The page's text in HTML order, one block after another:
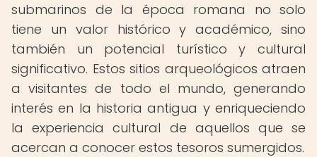
submarinos de la época romana no solo
tiene un valor histórico y académico, sino
también un potencial turístico y cultural
significativo. Estos sitios arqueológicos atraen
a visitantes de todo el mundo, generando
interés en la historia antigua y enriqueciendo
la experiencia cultural de aquellos que se
acercan a conocer estos tesoros sumergidos.